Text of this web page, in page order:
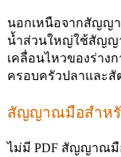
นอกเหนือจากสัญญ
น้ำส่วนใหญ่ใช้สัญญ
เคลื่อนไหวของร่าง
ครอบครัวปลาและสั
สัญญาณมือสำหรั
ไม่มี PDF สัญญาณมื